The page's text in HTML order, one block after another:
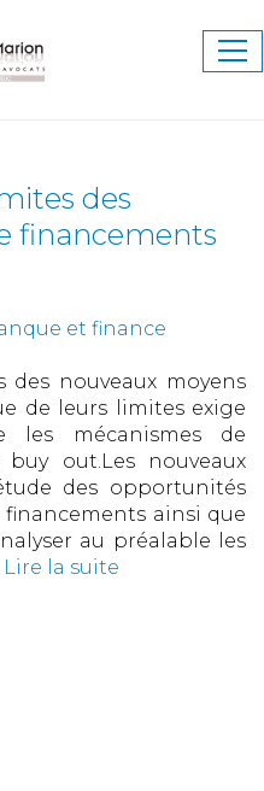
des
financements
et finance
des nouveaux moyens
de leurs limites exige
les mécanismes de
buy out.Les nouveaux
des opportunités
financements ainsi que
au préalable les
Lire la suite